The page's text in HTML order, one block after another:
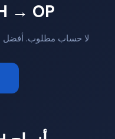
→ OP?
لا حساب مطلوب. أفضل